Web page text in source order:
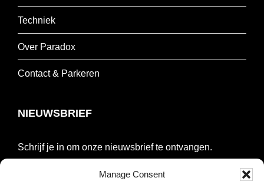
Manage Consent
Techniek
Over Paradox
Contact & Parkeren
NIEUWSBRIEF
Schrijf je in om onze nieuwsbrief te ontvangen.